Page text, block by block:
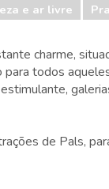
e ar livre
charme,
para todos
de Pals,